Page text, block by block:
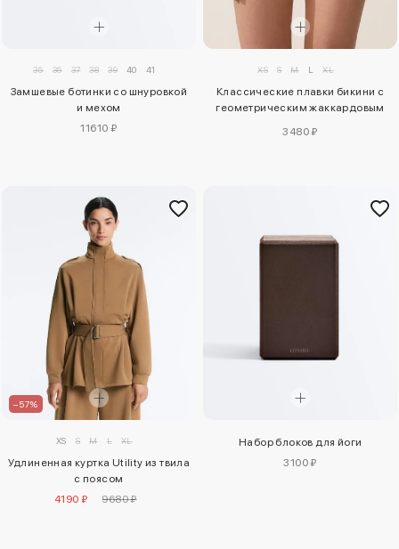
35 36 37 38 39 40 41
Замшевые ботинки со шнуровкой
и мехом
11610 ₽
XS S M L XL
Классические плавки бикини с
геометрическим жаккардовым
3480 ₽
–57%
XS S M L XL
Удлиненная куртка Utility из твила
с поясом
4190 ₽
9680 ₽
Набор блоков для йоги
3100 ₽